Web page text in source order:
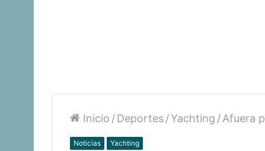
Inicio /Deportes/Yachting /Afuera
Noticias Yachting